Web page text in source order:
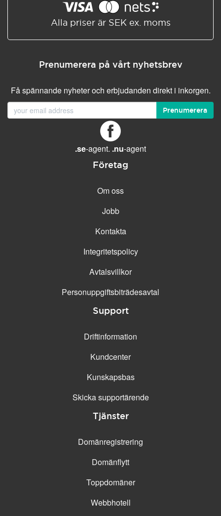
Alla priser är SEK ex. moms
Prenumerera på vårt nyhetsbrev
Få spännande nyheter och erbjudanden direkt i inkorgen.
Prenumerera
.se-agent. .nu-agent
Företag
Om oss
Jobb
Kontakta
Integritetspolicy
Avtalsvillkor
Personuppgifts­biträdesavtal
Support
Driftinformation
Kundcenter
Kunskapsbas
Skicka supportärende
Tjänster
Domänregistrering
Domänflytt
Toppdomäner
Webbhotell